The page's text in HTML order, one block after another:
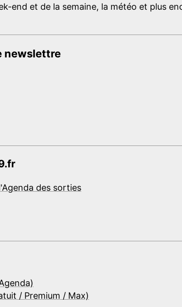
end et de la semaine, la météo et plus
newslettre
des sorties
/ Premium / Max)